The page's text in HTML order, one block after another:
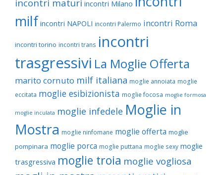
incontri maturi incontri Milano
milf incontri NAPOLI incontri Palermo incontri Roma
incontri torino incontri trans incontri
trasgressivi La Moglie Offerta
marito cornuto milf italiana moglie annoiata moglie
eccitata moglie esibizionista moglie focosa moglie formosa
moglie inculata moglie infedele Moglie in
Mostra moglie ninfomane moglie offerta moglie
pompinara moglie porca moglie puttana moglie sexy moglie
trasgressiva moglie troia moglie vogliosa